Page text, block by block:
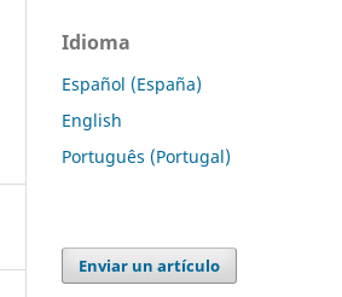
Idioma
Español (España)
English
Português (Portugal)
Enviar un artículo